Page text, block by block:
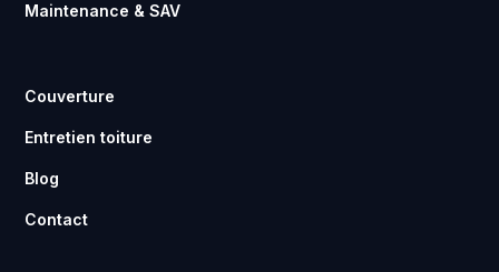
Maintenance & SAV
Couverture
Entretien toiture
Blog
Contact